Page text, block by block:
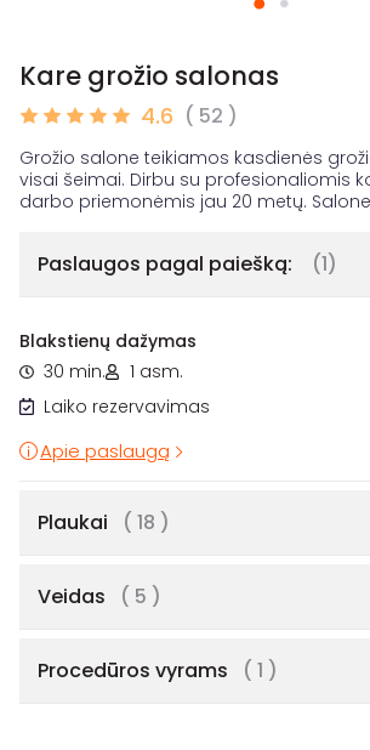
Kare grožio salonas
4.6 ( 52 )
Grožio salone teikiamos kasdienės
visai šeimai. Dirbu su profesionaliomis
darbo priemonėmis jau 20 metų. Salone
Paslaugos pagal paiešką: (1)
Blakstienų dažymas
30 min.
1 asm.
Laiko rezervavimas
Apie paslaugą
Plaukai ( 18 )
Veidas ( 5 )
Procedūros vyrams ( 1 )